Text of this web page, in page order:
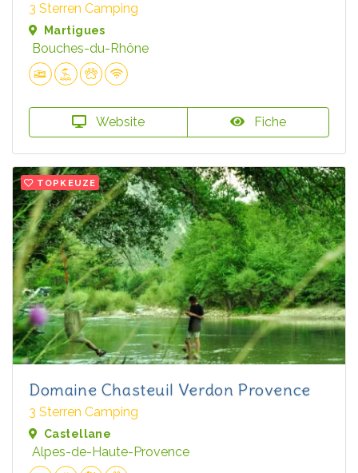
3 Sterren Camping
Martigues
Bouches-du-Rhône
Website Fiche
TOPKEUZE
Domaine Chasteuil Verdon Provence
3 Sterren Camping
Castellane
Alpes-de-Haute-Provence